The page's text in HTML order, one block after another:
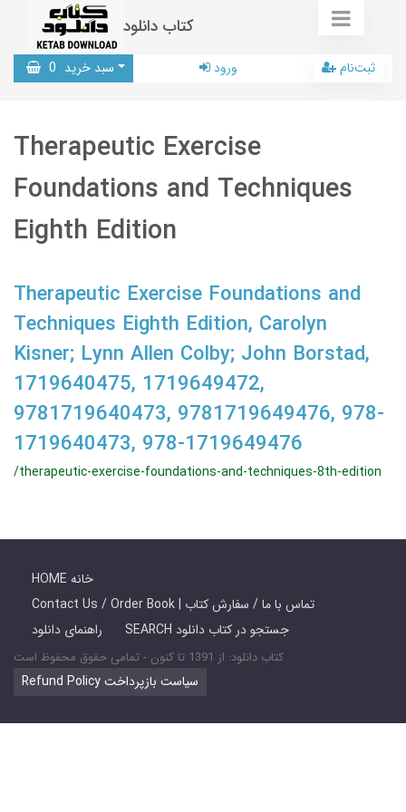
کتاب دانلود
سبد خرید 0 ورود ثبت‌نام
Therapeutic Exercise
Foundations and Techniques
Eighth Edition
Therapeutic Exercise Foundations and
Techniques Eighth Edition, Carolyn
Kisner; Lynn Allen Colby; John Borstad,
1719640475, 1719649472,
9781719640473, 9781719649476, 978-
1719640473, 978-1719649476
/therapeutic-exercise-foundations-and-techniques-8th-edition
HOME خانه
Contact Us / Order Book | تماس با ما / سفارش کتاب
راهنمای دانلود
SEARCH جستجو در کتاب دانلود
کتاب دانلود: از 1391 تا کنون - تمامی حقوق محفوظ است
Refund Policy سیاست بازپرداخت